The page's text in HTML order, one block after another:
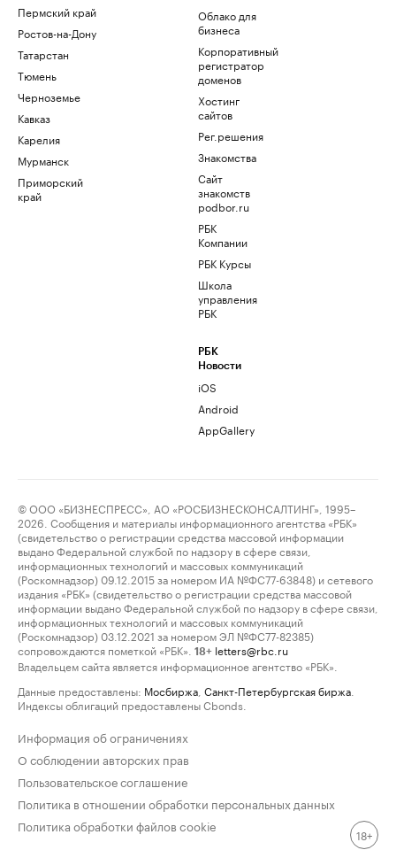
Пермский край
Ростов-на-Дону
Татарстан
Тюмень
Черноземье
Кавказ
Карелия
Мурманск
Приморский
край
Облако для
бизнеса
Корпоративный
регистратор
доменов
Хостинг
сайтов
Рег.решения
Знакомства
Сайт
знакомств
podbor.ru
РБК
Компании
РБК Курсы
Школа
управления
РБК
РБК
Новости
iOS
Android
AppGallery
© ООО «БИЗНЕСПРЕСС», АО «РОСБИЗНЕСКОНСАЛТИНГ», 1995–
2026. Сообщения и материалы информационного агентства «РБК»
(свидетельство о регистрации средства массовой информации
выдано Федеральной службой по надзору в сфере связи,
информационных технологий и массовых коммуникаций
(Роскомнадзор) 09.12.2015 за номером ИА №ФС77-63848) и сетевого
издания «РБК» (свидетельство о регистрации средства массовой
информации выдано Федеральной службой по надзору в сфере связи,
информационных технологий и массовых коммуникаций
(Роскомнадзор) 03.12.2021 за номером ЭЛ №ФС77-82385)
сопровождаются пометкой «РБК».
18+ letters@rbc.ru
Владельцем сайта является информационное агентство «РБК».
Данные предоставлены: Мосбиржа Санкт-Петербургская биржа
Индексы облигаций предоставлены Cbonds.
Информация об ограничениях
О соблюдении авторских прав
Пользовательское соглашение
Политика в отношении обработки персональных данных
Политика обработки файлов cookie
18+